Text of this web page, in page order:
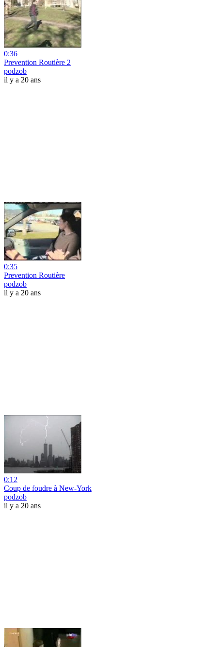
0:36
Prevention Routière 2
podzob
il y a 20 ans
0:35
Prevention Routière
podzob
il y a 20 ans
0:12
Coup de foudre à New-York
podzob
il y a 20 ans